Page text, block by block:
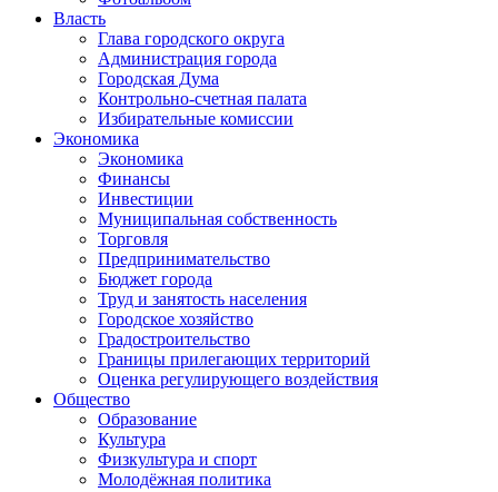
Власть
Глава городского округа
Администрация города
Городская Дума
Контрольно-счетная палата
Избирательные комиссии
Экономика
Экономика
Финансы
Инвестиции
Муниципальная собственность
Торговля
Предпринимательство
Бюджет города
Труд и занятость населения
Городское хозяйство
Градостроительство
Границы прилегающих территорий
Оценка регулирующего воздействия
Общество
Образование
Культура
Физкультура и спорт
Молодёжная политика